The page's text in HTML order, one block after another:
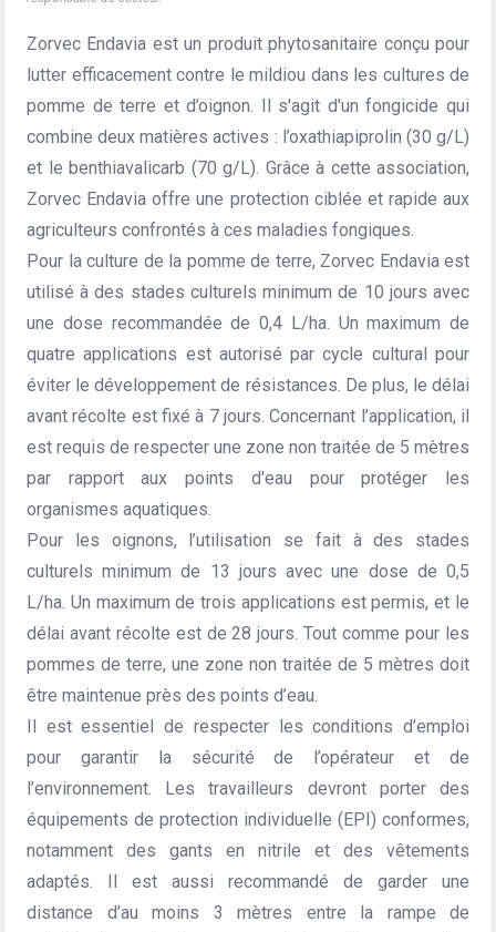
Zorvec Endavia est un produit phytosanitaire conçu pour
lutter efficacement contre le mildiou dans les cultures de
pomme de terre et d’oignon. Il s'agit d'un fongicide qui
combine deux matières actives : l’oxathiapiprolin (30 g/L)
et le benthiavalicarb (70 g/L). Grâce à cette association,
Zorvec Endavia offre une protection ciblée et rapide aux
agriculteurs confrontés à ces maladies fongiques.
Pour la culture de la pomme de terre, Zorvec Endavia est
utilisé à des stades culturels minimum de 10 jours avec
une dose recommandée de 0,4 L/ha. Un maximum de
quatre applications est autorisé par cycle cultural pour
éviter le développement de résistances. De plus, le délai
avant récolte est fixé à 7 jours. Concernant l’application, il
est requis de respecter une zone non traitée de 5 mètres
par rapport aux points d'eau pour protéger les
organismes aquatiques.
Pour les oignons, l’utilisation se fait à des stades
culturels minimum de 13 jours avec une dose de 0,5
L/ha. Un maximum de trois applications est permis, et le
délai avant récolte est de 28 jours. Tout comme pour les
pommes de terre, une zone non traitée de 5 mètres doit
être maintenue près des points d’eau.
Il est essentiel de respecter les conditions d’emploi
pour garantir la sécurité de l’opérateur et de
l’environnement. Les travailleurs devront porter des
équipements de protection individuelle (EPI) conformes,
notamment des gants en nitrile et des vêtements
adaptés. Il est aussi recommandé de garder une
distance d’au moins 3 mètres entre la rampe de